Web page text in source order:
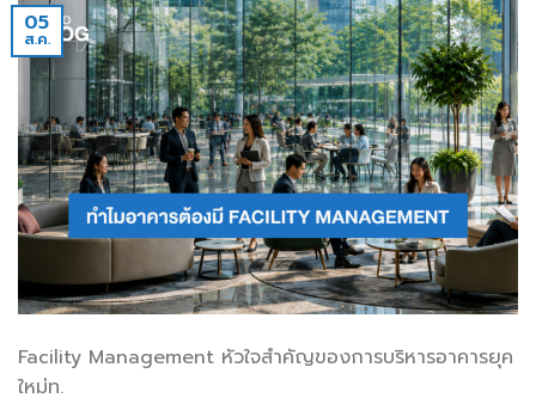
05
ส.ค.
Facility Management หัวใจสำคัญของการบริหารอาคารยุค
ใหม่ท.